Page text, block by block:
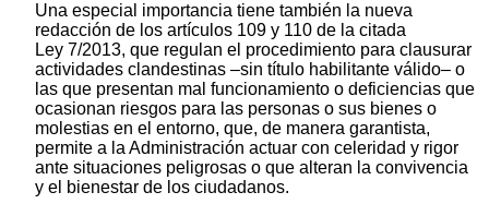
Una especial importancia tiene también la nueva
redacción de los artículos 109 y 110 de la citada
Ley 7/2013, que regulan el procedimiento para clausurar
actividades clandestinas –sin título habilitante válido– o
las que presentan mal funcionamiento o deficiencias que
ocasionan riesgos para las personas o sus bienes o
molestias en el entorno, que, de manera garantista,
permite a la Administración actuar con celeridad y rigor
ante situaciones peligrosas o que alteran la convivencia
y el bienestar de los ciudadanos.